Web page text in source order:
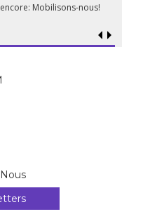
Mobilisons-nous!